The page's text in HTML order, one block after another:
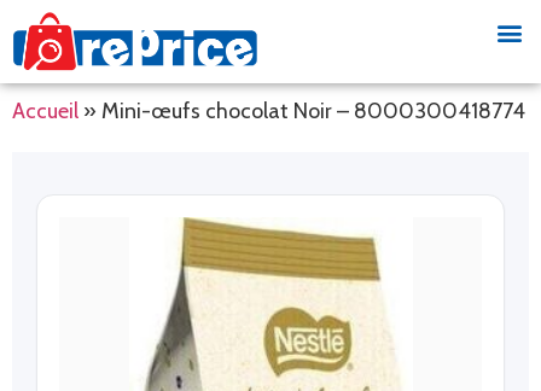
Accueil » Mini-œufs chocolat Noir – 8000300418774